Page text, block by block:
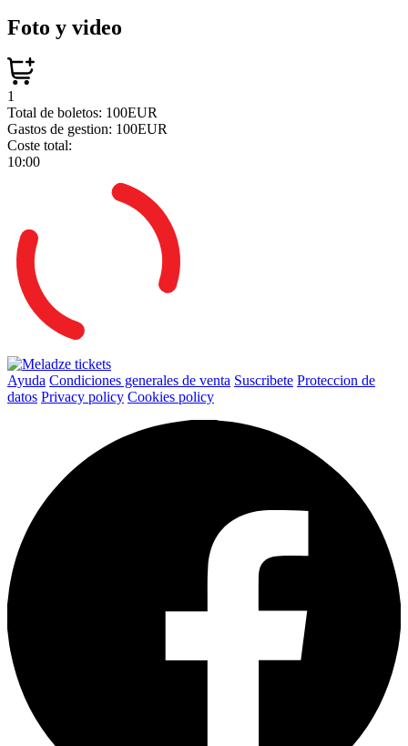
Foto y video
1
Total de boletos: 100EUR
Gastos de gestion: 100EUR
Coste total:
10:00
Ayuda Condiciones generales de venta Suscribete Proteccion de
datos Privacy policy Cookies policy